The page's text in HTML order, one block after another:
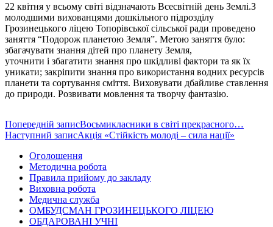
22 квітня у всьому світі відзначають Всесвітній день Землі.З
молодшими вихованцями дошкільного підрозділу
Грозинецького ліцею Топорівської сільської ради проведено
заняття “Подорож планетою Земля”. Метою заняття було:
збагачувати знання дітей про планету Земля,
уточнити і збагатити знання про шкідливі фактори та як їх
уникати; закріпити знання про використання водних ресурсів
планети та сортування сміття. Виховувати дбайливе ставлення
до природи. Розвивати мовлення та творчу фантазію.
Навігація
по
записам
Попередній записВосьмикласники в світі прекрасного…
Наступний записАкція «Стійкість молоді – сила нації»
Оголошення
Методична робота
Правила прийому до закладу
Виховна робота
Медична служба
ОМБУДСМАН ГРОЗИНЕЦЬКОГО ЛІЦЕЮ
ОБДАРОВАНІ УЧНІ